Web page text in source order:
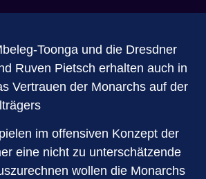
Toonga und die Dresdner
Ruven Pietsch erhalten auch in
Vertrauen der Monarchs auf der
im offensiven Konzept der
eine nicht zu unterschätzende
wollen die Monarchs